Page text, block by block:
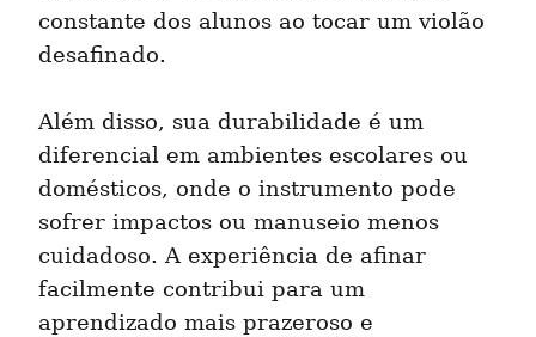
constante dos alunos ao tocar um violão
desafinado.
Além disso, sua durabilidade é um
diferencial em ambientes escolares ou
domésticos, onde o instrumento pode
sofrer impactos ou manuseio menos
cuidadoso. A experiência de afinar
facilmente contribui para um
aprendizado mais prazeroso e